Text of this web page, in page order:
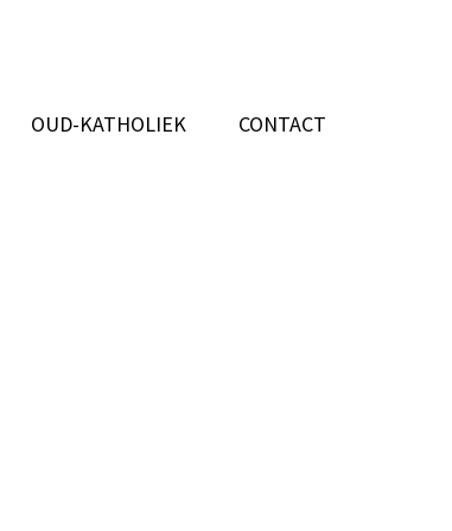
OUD-KATHOLIEK CONTACT